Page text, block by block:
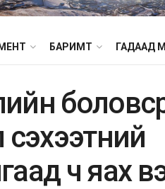
БАРИМТ ГАДААД
cэxээтний
ч яах